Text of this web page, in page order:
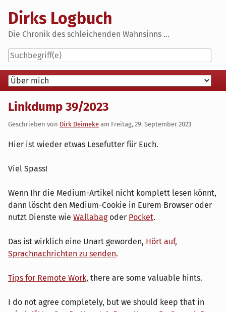
content
Dirks Logbuch
Die Chronik des schleichenden Wahnsinns ...
Navigation
Linkdump 39/2023
Geschrieben von Dirk Deimeke am Freitag, 29. September 2023
Hier ist wieder etwas Lesefutter für Euch.
Viel Spass!
Wenn Ihr die Medium-Artikel nicht komplett lesen könnt,
dann löscht den Medium-Cookie in Eurem Browser oder
nutzt Dienste wie Wallabagoder Pocket.
Das ist wirklich eine Unart geworden, Hört auf,
Sprachnachrichten zu senden.
Tips for Remote Work, there are some valuable hints.
I do not agree completely, but we should keep that in